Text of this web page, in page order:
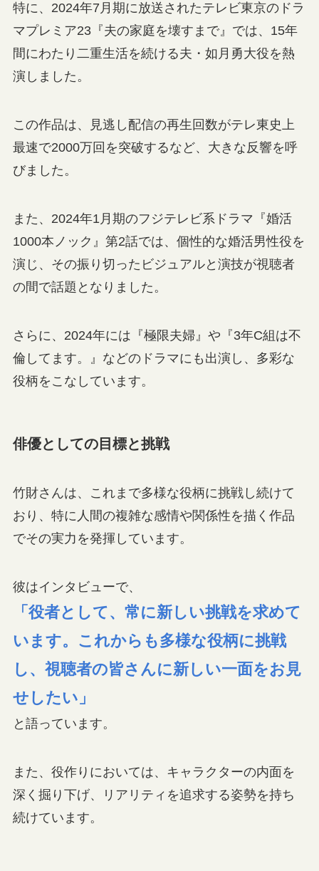
特に、2024年7月期に放送されたテレビ東京のドラ
マプレミア23『夫の家庭を壊すまで』では、15年
間にわたり二重生活を続ける夫・如月勇大役を熱
演しました。
この作品は、見逃し配信の再生回数がテレ東史上
最速で2000万回を突破するなど、大きな反響を呼
びました。
また、2024年1月期のフジテレビ系ドラマ『婚活
1000本ノック』第2話では、個性的な婚活男性役を
演じ、その振り切ったビジュアルと演技が視聴者
の間で話題となりました。
さらに、2024年には『極限夫婦』や『3年C組は不
倫してます。』などのドラマにも出演し、多彩な
役柄をこなしています。
俳優としての目標と挑戦
竹財さんは、これまで多様な役柄に挑戦し続けて
おり、特に人間の複雑な感情や関係性を描く作品
でその実力を発揮しています。
彼はインタビューで、
「役者として、常に新しい挑戦を求めて
います。これからも多様な役柄に挑戦
し、視聴者の皆さんに新しい一面をお見
せしたい」
と語っています。
また、役作りにおいては、キャラクターの内面を
深く掘り下げ、リアリティを追求する姿勢を持ち
続けています。